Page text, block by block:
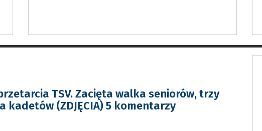
TSV. Zacięta walka seniorów, trzy
kadetów (ZDJĘCIA) 5 komentarzy